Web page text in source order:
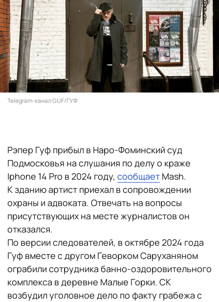
Telegram-канал GUF/ГУФ
Рэпер Гуф прибыл в Наро-Фоминский суд
Подмосковья на слушания по делу о краже
Iphone 14 Pro в 2024 году, сообщает Mash.
К зданию артист приехал в сопровождении
охраны и адвоката. Отвечать на вопросы
присутствующих на месте журналистов он
отказался.
По версии следователей, в октябре 2024 года
Гуф вместе с другом Геворком Саруханяном
ограбили сотрудника банно-оздоровительного
комплекса в деревне Малые Горки. СК
возбудил уголовное дело по факту грабежа с